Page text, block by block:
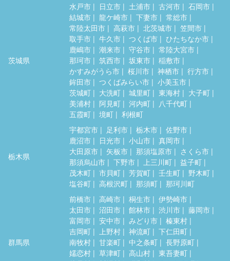
茨城県
水戸市 日立市 土浦市 古河市
石岡市
結城市
龍ケ崎市 下妻市
常総市
常陸太田市
高萩市 北茨城市
笠間市
取手市
牛久市 つくば市
ひたちなか市
鹿嶋市
潮来市 守谷市
常陸大宮市
那珂市
筑西市 坂東市
稲敷市
かすみがうら市
桜川市 神栖市
行方市
鉾田市
つくばみらい市
小美玉市
茨城町
大洗町 城里町 東海村
大子町
美浦村
阿見町 河内町
八千代町
五霞町
境町 利根町
栃木県
宇都宮市 足利市 栃木市
佐野市
鹿沼市
日光市 小山市
真岡市
大田原市
矢板市 那須塩原市
さくら市
那須烏山市
下野市 上三川町
益子町
茂木町
市貝町 芳賀町 壬生町
野木町
塩谷町
高根沢町 那須町 那珂川町
群馬県
前橋市 高崎市 桐生市
伊勢崎市
太田市
沼田市 館林市 渋川市
藤岡市
富岡市
安中市 みどり市
榛東村
吉岡町
上野村 神流町
下仁田町
南牧村
甘楽町 中之条町
長野原町
嬬恋村
草津町 高山村
東吾妻町